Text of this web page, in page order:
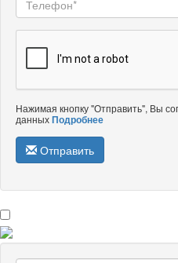
Нажимая кнопку "Отправить", Вы
данныхПодробнее
Отправить